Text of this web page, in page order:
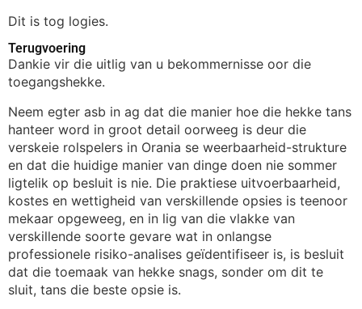
Dit is tog logies.
Terugvoering
Dankie vir die uitlig van u bekommernisse oor die
toegangshekke.
Neem egter asb in ag dat die manier hoe die hekke tans
hanteer word in groot detail oorweeg is deur die
verskeie rolspelers in Orania se weerbaarheid-strukture
en dat die huidige manier van dinge doen nie sommer
ligtelik op besluit is nie. Die praktiese uitvoerbaarheid,
kostes en wettigheid van verskillende opsies is teenoor
mekaar opgeweeg, en in lig van die vlakke van
verskillende soorte gevare wat in onlangse
professionele risiko-analises geïdentifiseer is, is besluit
dat die toemaak van hekke snags, sonder om dit te
sluit, tans die beste opsie is.